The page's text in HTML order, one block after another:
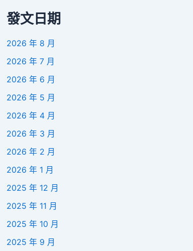
發文日期
2026 年 8 月
2026 年 7 月
2026 年 6 月
2026 年 5 月
2026 年 4 月
2026 年 3 月
2026 年 2 月
2026 年 1 月
2025 年 12 月
2025 年 11 月
2025 年 10 月
2025 年 9 月